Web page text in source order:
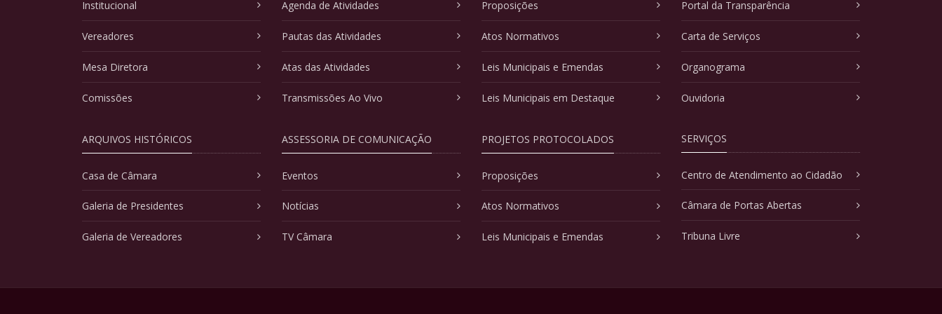
Institucional
Vereadores
Mesa Diretora
Comissões
ARQUIVOS HISTÓRICOS
Casa de Câmara
Galeria de Presidentes
Galeria de Vereadores
Agenda de Atividades
Pautas das Atividades
Atas das Atividades
Transmissões Ao Vivo
ASSESSORIA DE COMUNICAÇÃO
Eventos
Notícias
TV Câmara
Proposições
Atos Normativos
Leis Municipais e Emendas
Leis Municipais em Destaque
PROJETOS PROTOCOLADOS
Proposições
Atos Normativos
Leis Municipais e Emendas
Portal da Transparência
Carta de Serviços
Organograma
Ouvidoria
SERVIÇOS
Centro de Atendimento ao Cidadão
Câmara de Portas Abertas
Tribuna Livre